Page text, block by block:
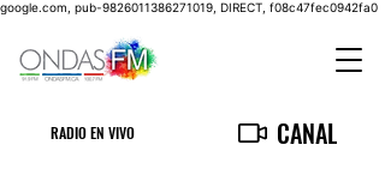
google.com, pub-9826011386271019, DIRECT, f08c47fec0942fa0
RADIO EN VIVO CANAL